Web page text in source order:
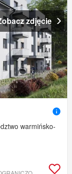
zdjęcie
warmińsko-